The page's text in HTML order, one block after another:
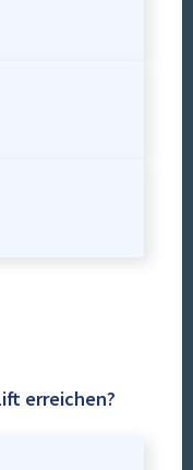
erreichen?